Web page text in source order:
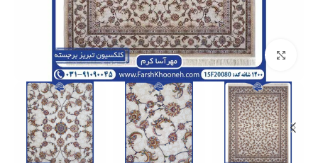
بزرگنمایی تصویر